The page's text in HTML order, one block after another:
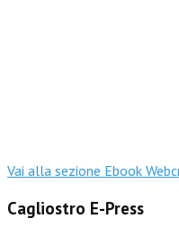
Vai alla sezione Ebook
Cagliostro E-Press